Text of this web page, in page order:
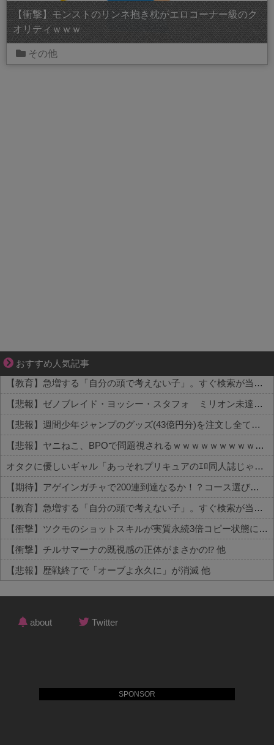
SPONSOR
【衝撃】モンストのリンネ抱き枕がエロコーナー級のク
オリティｗｗｗ
その他
おすすめ人気記事
それは純愛か、それともストーカー疑惑か
【教育】急増する「自分の頭で考えない子」。すぐ検索が当たり前に…スマホ時代の“親切すぎる教育”が奪った力
【悲報】ゼノブレイド・ヨッシー・スタフォ ミリオン未達・・・
【悲報】週間少年ジャンプのグッズ(43億円分)を注文し全てキャンセルした女逮捕ｗｗｗｗｗｗｗｗ
【悲報】ヤニねこ、BPOで問題視されるｗｗｗｗｗｗｗｗｗｗｗｗｗ
オタクに優しいギャル「あっそれプリキュアのｴﾛ同人誌じゃんww♡」
【期待】アゲインガチャで200連到達なるか！？コース選びの行方 他
【教育】急増する「自分の頭で考えない子」。すぐ検索が当たり前に…スマホ時代の“親切すぎる教育”が奪った力 他
【衝撃】ツクモのショットスキルが実質永続3倍コピー状態に 他
【衝撃】チルサマーナの既視感の正体がまさかの⁉️ 他
【悲報】歴戦終了で「オーブよ永久に」が消滅 他
Powered by livedoor 相互RSS
about Twitter